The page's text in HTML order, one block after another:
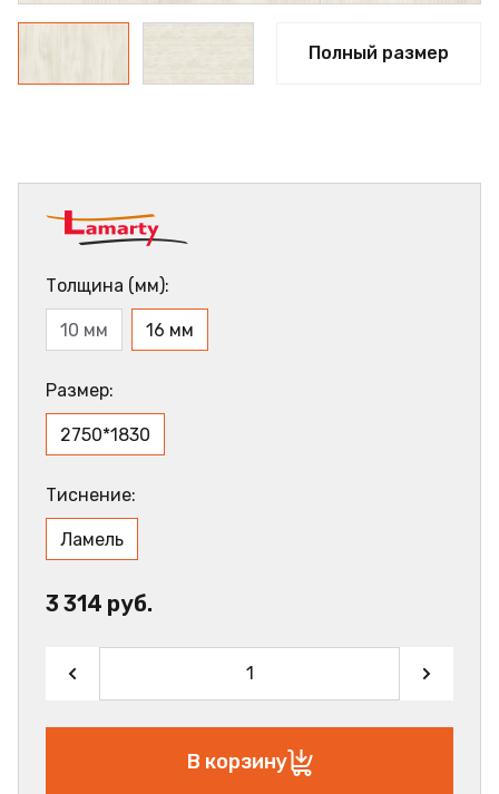
Полный размер
Толщина (мм):
10 мм 16 мм
Размер:
2750*1830
Тиснение:
Ламель
3 314 руб.
В корзину